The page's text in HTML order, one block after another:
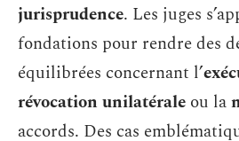
jurisprudence. Les juges
fondations pour rendre des
équilibrées concernant l’
révocation unilatérale ou la
accords. Des cas